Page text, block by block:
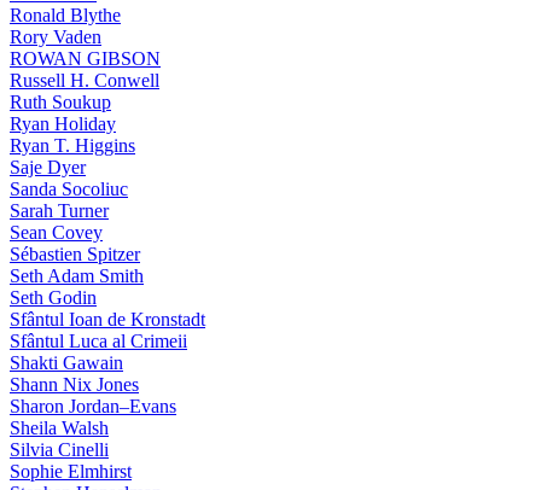
Ronald Blythe
Rory Vaden
ROWAN GIBSON
Russell H. Conwell
Ruth Soukup
Ryan Holiday
Ryan T. Higgins
Saje Dyer
Sanda Socoliuc
Sarah Turner
Sean Covey
Sébastien Spitzer
Seth Adam Smith
Seth Godin
Sfântul Ioan de Kronstadt
Sfântul Luca al Crimeii
Shakti Gawain
Shann Nix Jones
Sharon Jordan–Evans
Sheila Walsh
Silvia Cinelli
Sophie Elmhirst